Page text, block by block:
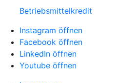
Betriebsmittelkredit
Instagram öffnen
Facebook öffnen
LinkedIn öffnen
Youtube öffnen